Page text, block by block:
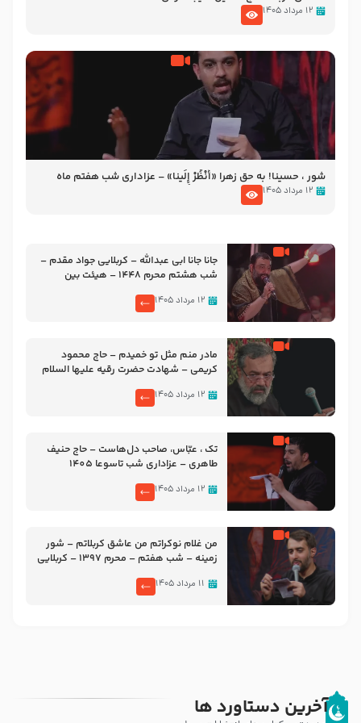
۱۲ مرداد ۱۴۰۵
شور ، حسینا! به‌ حق زهرا «أُنْظُرْ إِلَینا» – عزاداری شب هفتم ماه
محرّم 1405
۱۲ مرداد ۱۴۰۵
جانا جانا ابی عبدالله – کربلایی جواد مقدم –
شب هشتم محرم 1448 – هیئت بین
۱۲ مرداد ۱۴۰۵
مادر منم مثل تو خمیدم – حاج محمود
کریمی – شهادت حضرت رقیه علیها السلام
۱۲ مرداد ۱۴۰۵
تک ، عبّاس، صاحب دل‌هاست – حاج حنیف
طاهری – عزاداری شب تاسوعا 1405
۱۲ مرداد ۱۴۰۵
من غلام نوکراتم من عاشق کربلاتم – شور
زمینه – شب هفتم – محرم 1397 – کربلایی
۱۱ مرداد ۱۴۰۵
آخرین دستاورد ها